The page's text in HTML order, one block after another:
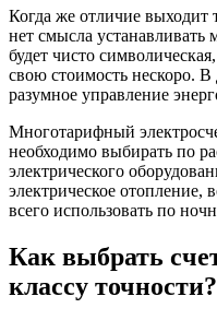
Когда же отличие выходит
нет смысла
будет чисто
свою стоимость нескоро.
разумное управление
Многотарифный
необходимо выбирать по
электрического
электрическое отопление,
всего использовать по
Как выбрать
классу точности?